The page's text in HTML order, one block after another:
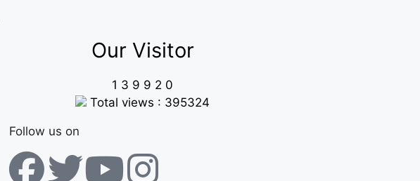
Our Visitor
1 3 9 9 2 0
Total views : 395324
Follow us on